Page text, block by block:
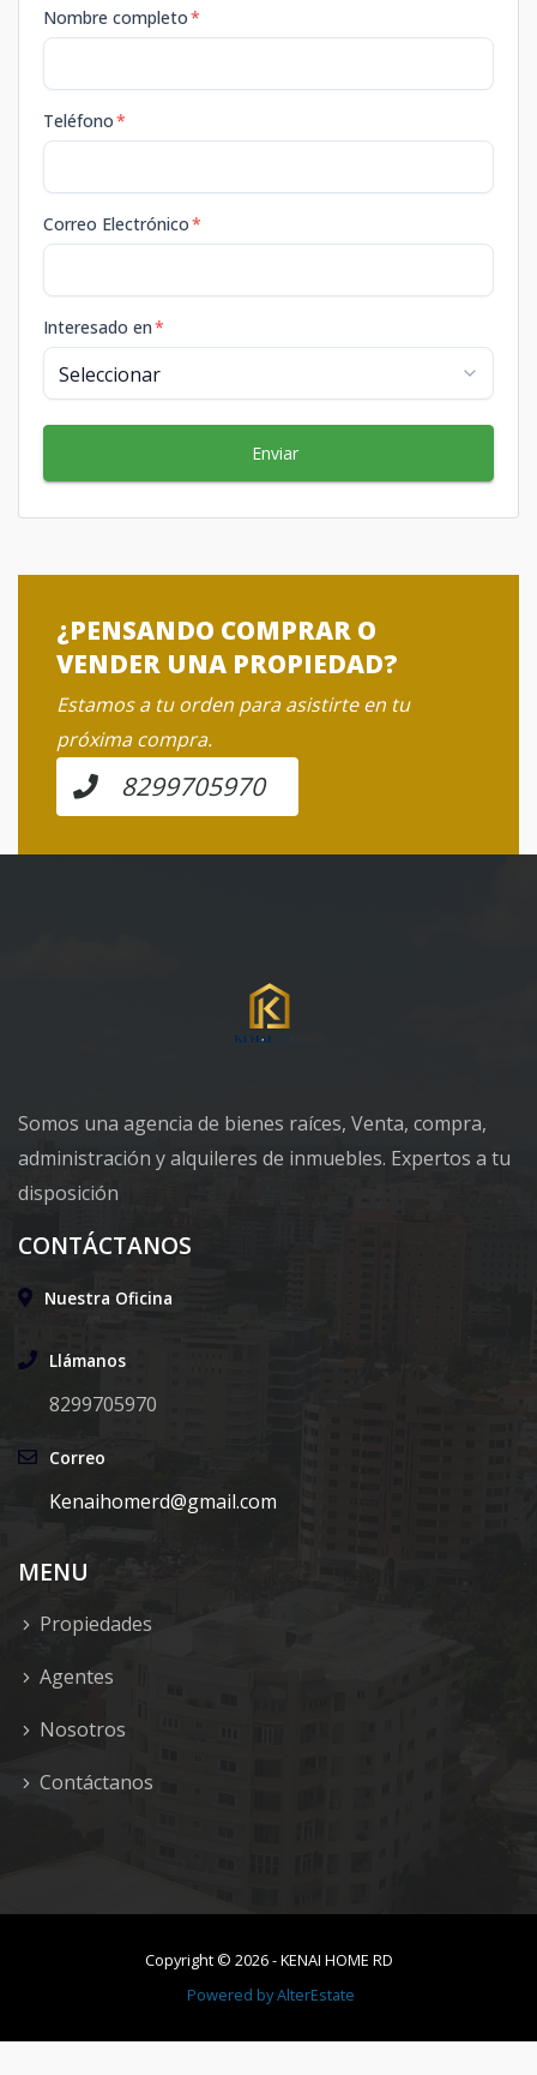
Nombre completo*
Teléfono*
Correo Electrónico*
Interesado en*
Enviar
¿PENSANDO COMPRAR O
VENDER UNA PROPIEDAD?
Estamos a tu orden para asistirte en tu
próxima compra.
8299705970
Somos una agencia de bienes raíces, Venta, compra,
administración y alquileres de inmuebles. Expertos a tu
disposición
CONTÁCTANOS
Nuestra Oficina
Llámanos
8299705970
Correo
Kenaihomerd@gmail.com
MENU
Propiedades
Agentes
Nosotros
Contáctanos
Copyright © 2026-KENAI HOME RD
Powered byAlterEstate